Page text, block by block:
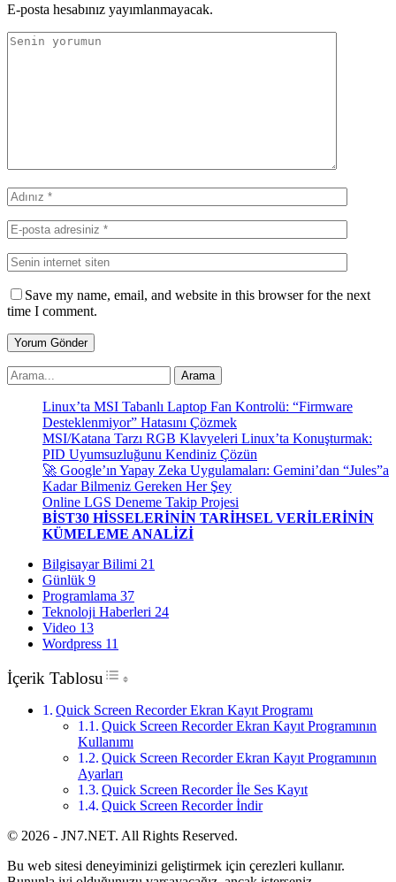
E-posta hesabınız yayımlanmayacak.
Save my name, email, and website in this browser for the next
time I comment.
Linux’ta MSI Tabanlı Laptop Fan Kontrolü: “Firmware
Desteklenmiyor” Hatasını Çözmek
MSI/Katana Tarzı RGB Klavyeleri Linux’ta Konuşturmak:
PID Uyumsuzluğunu Kendiniz Çözün
🚀 Google’ın Yapay Zeka Uygulamaları: Gemini’dan “Jules”a
Kadar Bilmeniz Gereken Her Şey
Online LGS Deneme Takip Projesi
BİST30 HİSSELERİNİN TARİHSEL VERİLERİNİN
KÜMELEME ANALİZİ
Bilgisayar Bilimi 21
Günlük 9
Programlama 37
Teknoloji Haberleri 24
Video 13
Wordpress 11
İçerik Tablosu Toggle Table of Content
Quick Screen Recorder Ekran Kayıt Programı
Quick Screen Recorder Ekran Kayıt Programının
Kullanımı
Quick Screen Recorder Ekran Kayıt Programının
Ayarları
Quick Screen Recorder İle Ses Kayıt
Quick Screen Recorder İndir
© 2026 - JN7.NET. All Rights Reserved.
Bu web sitesi deneyiminizi geliştirmek için çerezleri kullanır.